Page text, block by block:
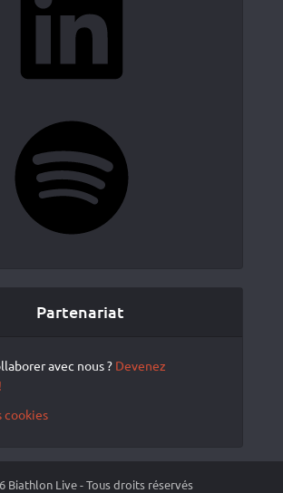
Partenariat
avec nous ? Devenez
cookies
Biathlon Live - Tous droits réservés